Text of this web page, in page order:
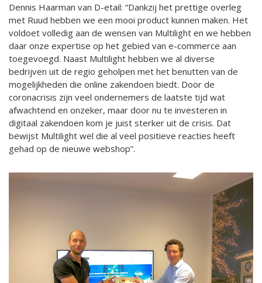
Dennis Haarman van D-etail: “Dankzij het prettige overleg
met Ruud hebben we een mooi product kunnen maken. Het
voldoet volledig aan de wensen van Multilight en we hebben
daar onze expertise op het gebied van e-commerce aan
toegevoegd. Naast Multilight hebben we al diverse
bedrijven uit de regio geholpen met het benutten van de
mogelijkheden die online zakendoen biedt. Door de
coronacrisis zijn veel ondernemers de laatste tijd wat
afwachtend en onzeker, maar door nu te investeren in
digitaal zakendoen kom je juist sterker uit de crisis. Dat
bewijst Multilight wel die al veel positieve reacties heeft
gehad op de nieuwe webshop”.